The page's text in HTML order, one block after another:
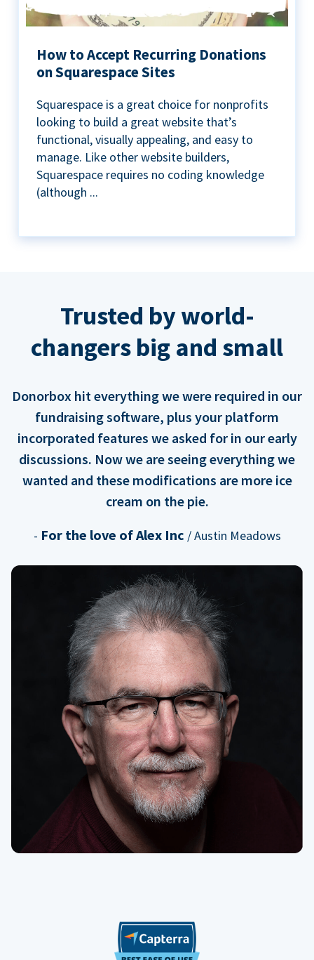
How to Accept Recurring Donations
on Squarespace Sites
Squarespace is a great choice for nonprofits
looking to build a great website that’s
functional, visually appealing, and easy to
manage. Like other website builders,
Squarespace requires no coding knowledge
(although ...
Trusted by world-
changers big and small
Donorbox hit everything we were required in our
fundraising software, plus your platform
incorporated features we asked for in our early
discussions. Now we are seeing everything we
wanted and these modifications are more ice
cream on the pie.
- For the love of Alex Inc / Austin Meadows